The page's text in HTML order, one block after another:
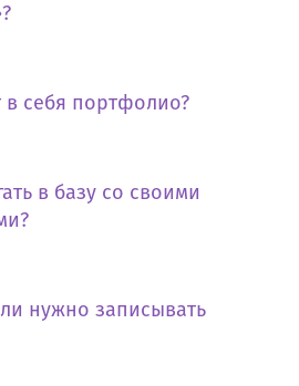
в себя портфолио?
в базу со своими
нужно записывать